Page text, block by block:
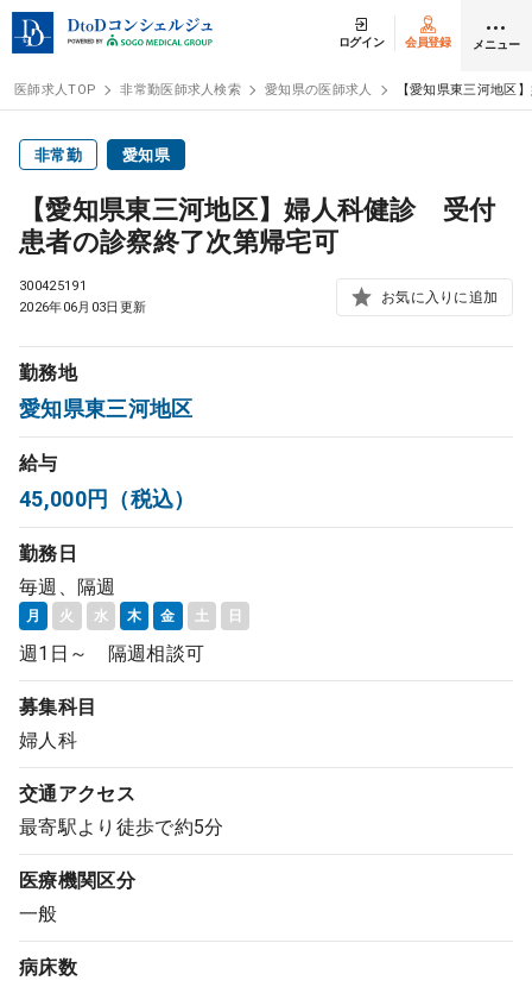
ログイン 会員登録 メニュー
医師求人
常勤検索 転職
非常勤検索
スポット検索
DtoDの転職・アルバイト支援
コンサルタント
成功事例
転職ノウハウ
受付時間
0120-337-613
クリニック開業
医師求人TOP 非常勤医師求人検索 愛知県の医師求人 【愛知県東三河地区
非常勤 愛知県
【愛知県東三河地区】婦人科健診 受付
患者の診察終了次第帰宅可
300425191
2026年06月03日更新
お気に入りに追加
勤務地
愛知県東三河地区
給与
45,000円（税込）
勤務日
毎週、隔週
月 火 水 木 金 土 日
週1日～ 隔週相談可
募集科目
婦人科
交通アクセス
最寄駅より徒歩で約5分
医療機関区分
一般
病床数